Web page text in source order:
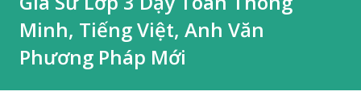
Minh, Tiếng Việt, Anh Văn
Phương Pháp Mới